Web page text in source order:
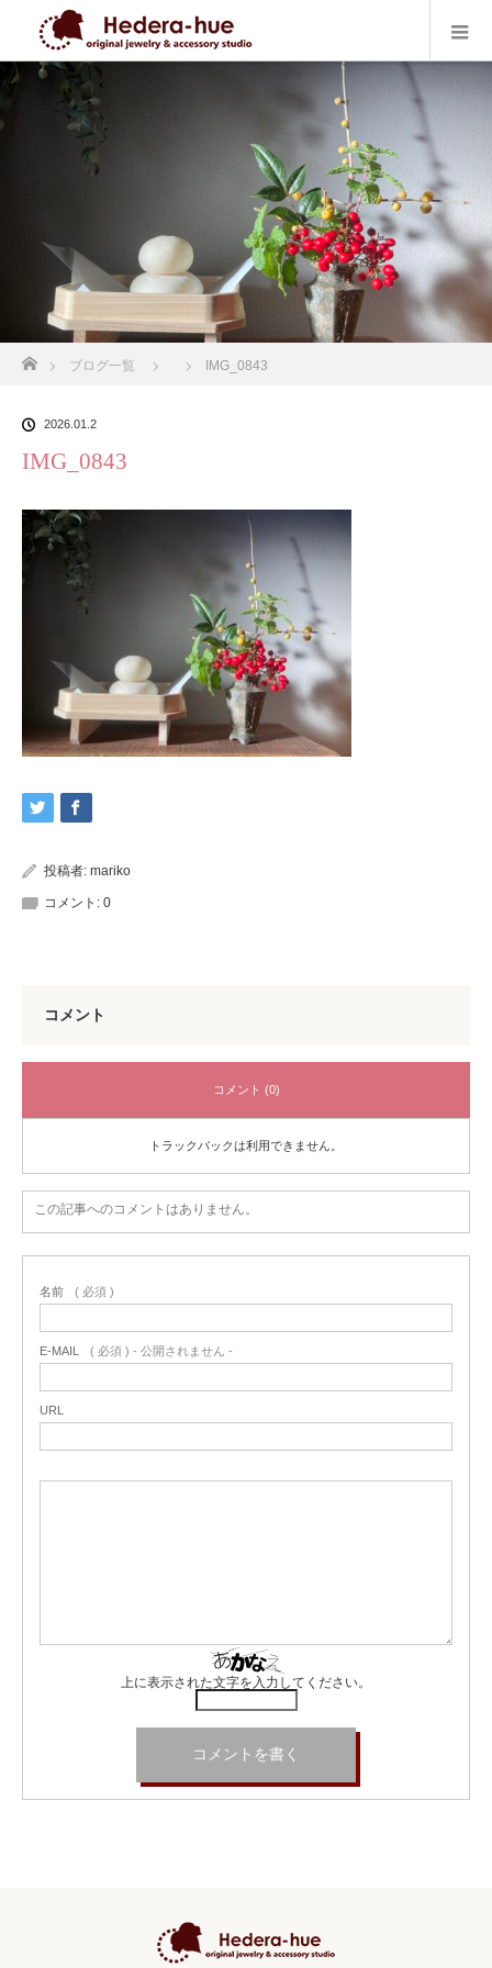
ブログ一覧 IMG_0843
2026.01.2
IMG_0843
投稿者: mariko
コメント: 0
コメント
コメント (0)
トラックバックは利用できません。
この記事へのコメントはありません。
名前 ( 必須 )
E-MAIL ( 必須 ) - 公開されません -
URL
上に表示された文字を入力してください。